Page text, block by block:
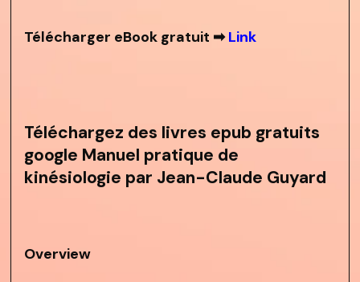
Télécharger eBook gratuit ➡Link
Téléchargez des livres epub gratuits
google Manuel pratique de
kinésiologie par Jean-Claude Guyard
Overview